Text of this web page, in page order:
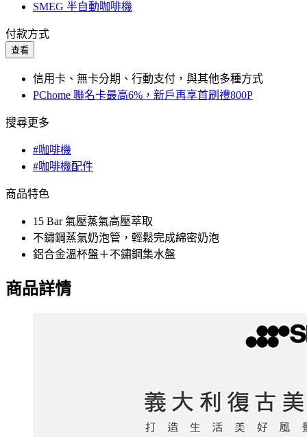
SMEG 半自動咖啡機
付款方式
查看
信用卡、無卡分期、行動支付，與其他多種方式
PChome 聯名卡最高6%，新戶再享首刷禮800P
搜尋更多
#咖啡機
#咖啡機配件
商品特色
15 Bar 氣壓蒸氣高壓萃取
不鏽鋼蒸氣奶泡管，輕鬆完成綿密奶泡
鋁合金溫杯盤＋不鏽鋼集水盤
商品詳情